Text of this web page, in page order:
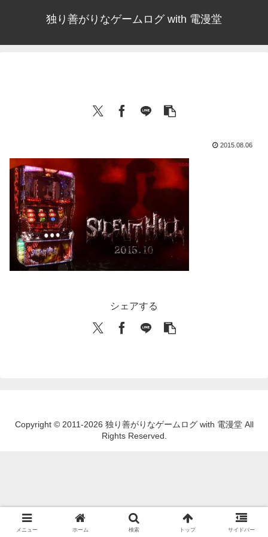
独り善がりなゲームログ with 電漫堂
2015.08.06
シェアする
Copyright © 2011-2026 独り善がりなゲームログ with 電漫堂 All
Rights Reserved.
メニュー ホーム 検索 トップ サイドバー